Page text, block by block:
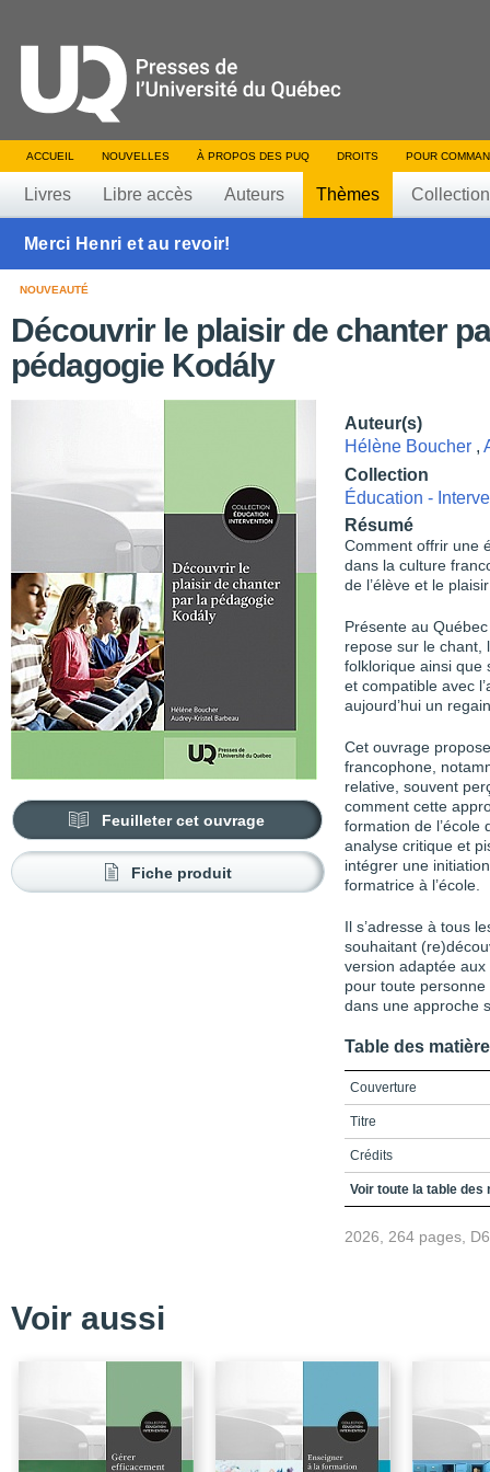
ACCUEIL NOUVELLES À PROPOS DES PUQ DROITS POUR
Livres Libre accès Auteurs Thèmes
Merci Henri et au revoir!
NOUVEAUTÉ
Découvrir le plaisir de chanter
pédagogie Kodály
Feuilleter cet ouvrage
Fiche produit
Auteur(s)
Hélène Boucher ,
Collection
Éducation -
Résumé
Comment offrir une
dans la culture
de l’élève et le
Présente au
repose sur le chant,
folklorique ainsi que
et compatible avec
aujourd’hui un
Cet ouvrage
francophone,
relative, souvent
comment cette
formation de l’école
analyse critique et
intégrer une
formatrice à l’école.
Il s’adresse à tous
souhaitant
version adaptée aux
pour toute personne
dans une approche
Table des
Couverture
Titre
Crédits
Table des matières
Chapitre 1 /
Chapitre 3 /
Chapitre 4 /
Voir toute la table des
2026, 264 pages,
Voir aussi